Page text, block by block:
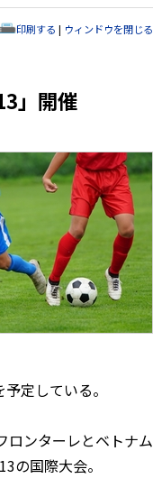
印刷する | ウィンドウを閉じる
」開催
定している。
ロンターレとベトナム
の国際大会。